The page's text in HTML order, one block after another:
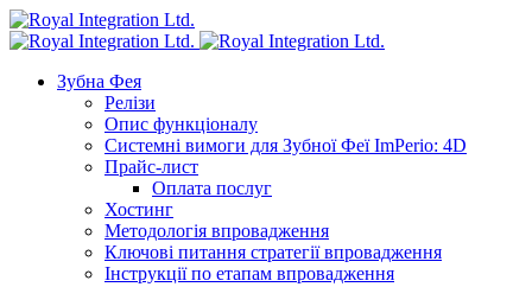
Зубна Фея
Релізи
Опис функціоналу
Системні вимоги для Зубної Феї ImPerio: 4D
Прайс-лист
Оплата послуг
Хостинг
Методологія впровадження
Ключові питання стратегії впровадження
Інструкції по етапам впровадження